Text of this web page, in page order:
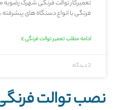
تعمیرکار توالت فرنگی شهرک رضویه
فرنگی با انواع دستگاه های پیشرفته
ادامه مطلب تعمیر توالت فرنگی »
2 دیدگاه
نصب توالت